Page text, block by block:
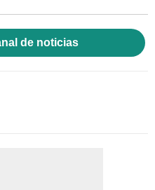
de noticias